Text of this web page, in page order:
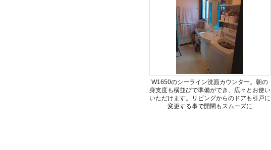
W1650のシーライン洗面カウンター。朝の
身支度も横並びで準備ができ、広々とお使い
いただけます。リビングからのドアも引戸に
変更する事で開閉もスムーズに